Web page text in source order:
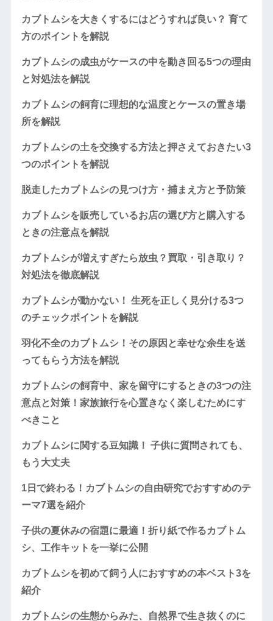
カブトムシを大きくするにはどうすれば良い？ 育て
方のポイントを解説
カブトムシの成虫がケースの中を動き回る5つの理由
と対処法を解説
カブトムシの飼育に理想的な温度とケースの置き場
所を解説
カブトムシの土を交換する方法と押さえておきたい3
つのポイントを解説
脱走したカブトムシの見つけ方・捕まえ方と予防策
カブトムシを販売しているお店の選び方と購入する
ときの注意点を解説
カブトムシが増えすぎたら放虫？買取・引き取り？
対処法を徹底解説
カブトムシが動かない！ 生死を正しく見分ける3つ
のチェックポイントを解説
羽化不全のカブトムシ！その原因と幸せな余生を送
ってもらう方法を解説
カブトムシの飼育中、家を留守にするときの3つの注
意点と対策！家族旅行を心置きなく楽しむためにす
べきこと
カブトムシに関する豆知識！ 子供に質問されても、
もう大丈夫
1日で終わる！カブトムシの自由研究でおすすめのテ
ーマ7選を紹介
子供の夏休みの宿題に最適！折り紙で作るカブトム
シ、工作キットを一挙に公開
カブトムシを初めて飼う人におすすめの本ベスト3を
紹介
カブトムシの生態からみた、自然界で生き抜くのに